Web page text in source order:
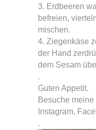
3. Erdbeeren
befreien,
mischen.
4. Ziegenkäse
der Hand
dem Sesam
.
Guten Appetit.
Besuche
Instagram,
.